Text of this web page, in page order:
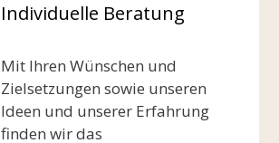
Individuelle Beratung
Mit Ihren Wünschen und
Zielsetzungen sowie unseren
Ideen und unserer Erfahrung
finden wir das